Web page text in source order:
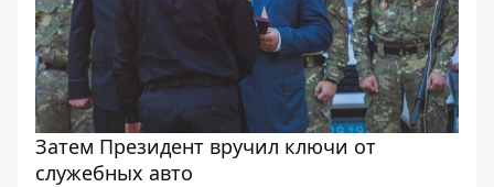
Затем Президент вручил ключи от
служебных авто